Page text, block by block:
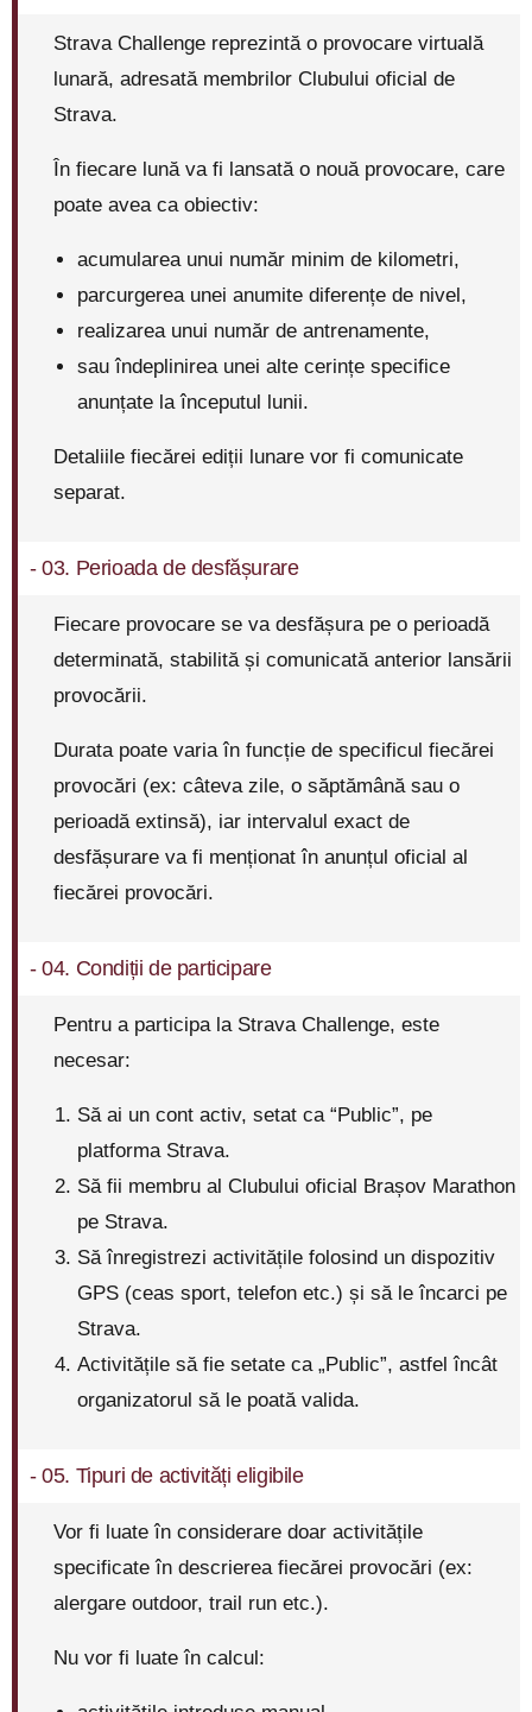
Strava Challenge reprezintă o provocare virtuală
lunară, adresată membrilor Clubului oficial de
Strava.
În fiecare lună va fi lansată o nouă provocare, care
poate avea ca obiectiv:
acumularea unui număr minim de kilometri,
parcurgerea unei anumite diferențe de nivel,
realizarea unui număr de antrenamente,
sau îndeplinirea unei alte cerințe specifice
anunțate la începutul lunii.
Detaliile fiecărei ediții lunare vor fi comunicate
separat.
- 03. Perioada de desfășurare
Fiecare provocare se va desfășura pe o perioadă
determinată, stabilită și comunicată anterior lansării
provocării.
Durata poate varia în funcție de specificul fiecărei
provocări (ex: câteva zile, o săptămână sau o
perioadă extinsă), iar intervalul exact de
desfășurare va fi menționat în anunțul oficial al
fiecărei provocări.
- 04. Condiții de participare
Pentru a participa la Strava Challenge, este
necesar:
Să ai un cont activ, setat ca “Public”, pe
platforma Strava.
Să fii membru al Clubului oficial Brașov Marathon
pe Strava.
Să înregistrezi activitățile folosind un dispozitiv
GPS (ceas sport, telefon etc.) și să le încarci pe
Strava.
Activitățile să fie setate ca „Public”, astfel încât
organizatorul să le poată valida.
- 05. Tipuri de activități eligibile
Vor fi luate în considerare doar activitățile
specificate în descrierea fiecărei provocări (ex:
alergare outdoor, trail run etc.).
Nu vor fi luate în calcul: